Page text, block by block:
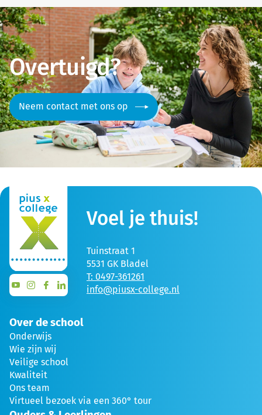
Overtuigd?
Neem contact met ons op
Voel je thuis!
Tuinstraat 1
5531 GK Bladel
T: 0497-361261
info@piusx-college.nl
Over de school
Onderwijs
Wie zijn wij
Veilige school
Kwaliteit
Ons team
Virtueel bezoek via een 360° tour